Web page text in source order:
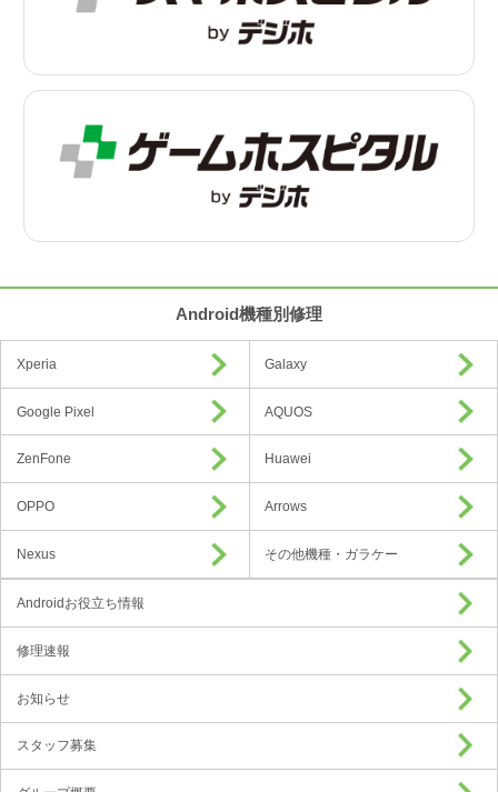
Android機種別修理
Xperia Galaxy
Google Pixel AQUOS
ZenFone Huawei
OPPO Arrows
Nexus その他機種・ガラケー
Androidお役立ち情報
修理速報
お知らせ
スタッフ募集